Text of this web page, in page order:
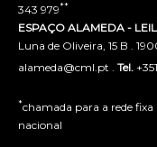
343 979**
ESPAÇO ALAMEDA -
Luna de Oliveira, 15 B .
alameda@cml.pt . Tel.
*chamada para a rede fixa
nacional